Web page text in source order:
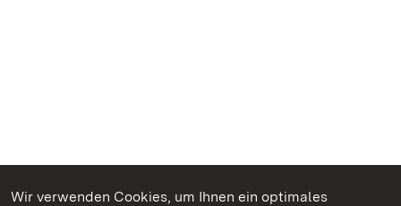
Wir verwenden Cookies, um Ihnen ein optimales